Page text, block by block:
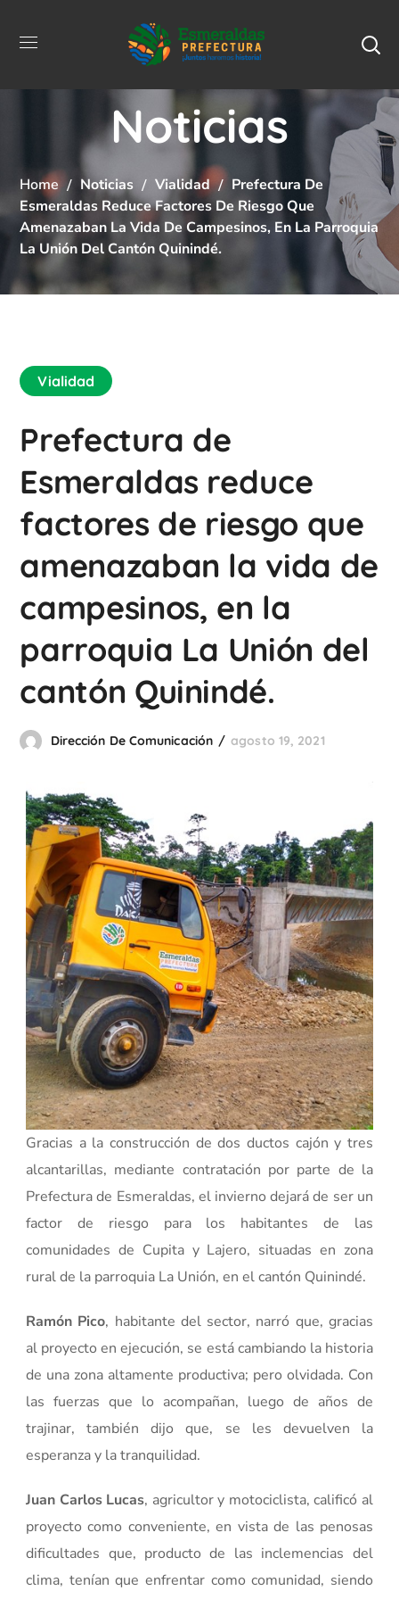
Noticias
Home Noticias Vialidad
Prefectura De
Esmeraldas Reduce Factores De Riesgo Que
Amenazaban La Vida De Campesinos, En La Parroquia
La Unión Del Cantón Quinindé.
Vialidad
Prefectura de
Esmeraldas reduce
factores de riesgo que
amenazaban la vida de
campesinos, en la
parroquia La Unión del
cantón Quinindé.
Dirección De Comunicación agosto 19, 2021
Gracias a la construcción de dos ductos cajón y tres
alcantarillas, mediante contratación por parte de la
Prefectura de Esmeraldas, el invierno dejará de ser un
factor de riesgo para los habitantes de las
comunidades de Cupita y Lajero, situadas en zona
rural de la parroquia La Unión, en el cantón Quinindé.
Ramón Pico, habitante del sector, narró que, gracias
al proyecto en ejecución, se está cambiando la historia
de una zona altamente productiva; pero olvidada. Con
las fuerzas que lo acompañan, luego de años de
trajinar, también dijo que, se les devuelven la
esperanza y la tranquilidad.
Juan Carlos Lucas, agricultor y motociclista, calificó al
proyecto como conveniente, en vista de las penosas
dificultades que, producto de las inclemencias del
clima, tenían que enfrentar como comunidad, siendo